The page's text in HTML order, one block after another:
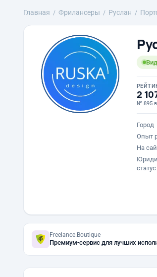
Главная Фрилансеры Руслан
2
№ 895 в
Город
Опыт
На
статус
Freelance.Boutique
Премиум-сервис для лучших